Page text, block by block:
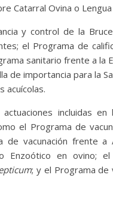
Catarral Ovina o Lengua
y control de la
el Programa de
sanitario frente a la
de importancia para la
acuícolas.
incluidas
el Programa de
de vacunación frente a
Enzoótico en ovino;
; y el Programa de